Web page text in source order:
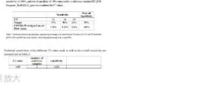
放大